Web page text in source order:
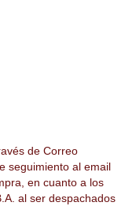
de Correo
seguimiento al email
en cuanto a los
al ser despachados